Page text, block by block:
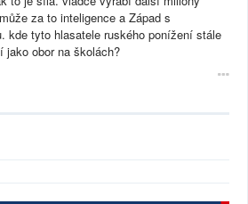
za to inteligence a Západ s
kde tyto hlasatele ruského ponížení stále
jako obor na školách?